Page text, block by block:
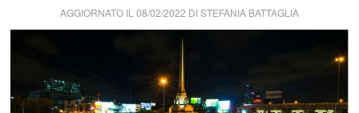
AGGIORNATO IL 08/02/2022 DISTEFANIA BATTAGLIA